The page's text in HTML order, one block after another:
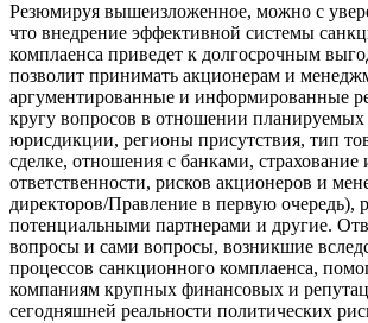
Резюмируя вышеизложенное, можно с
что внедрение эффективной системы
комплаенса приведет к долгосрочным
позволит принимать акционерам и
аргументированные и информированные
кругу вопросов в отношении планируемых
юрисдикции, регионы присутствия, тип
сделке, отношения с банками, страхование
ответственности, рисков акционеров и
директоров/Правление в первую очередь),
потенциальными партнерами и другие.
вопросы и сами вопросы, возникшие
процессов санкционного комплаенса,
компаниям крупных финансовых и
сегодняшней реальности политических